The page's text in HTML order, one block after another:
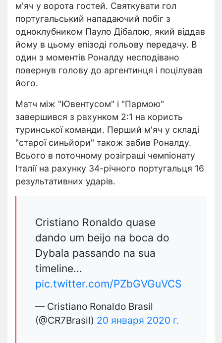
м'яч у ворота гостей. Святкувати гол
португальський нападаючий побіг з
одноклубником Пауло Дібалою, який віддав
йому в цьому епізоді гольову передачу. В
один з моментів Роналду несподівано
повернув голову до аргентинця і поцілував
його.
Матч між "Ювентусом" і "Пармою"
завершився з рахунком 2:1 на користь
туринської команди. Перший м'яч у складі
"старої синьйори" також забив Роналду.
Всього в поточному розіграші чемпіонату
Італії на рахунку 34-річного португальця 16
результативних ударів.
Cristiano Ronaldo quase
dando um beijo na boca do
Dybala passando na sua
timeline...
pic.twitter.com/PZbGVGuVCS
— Cristiano Ronaldo Brasil
(@CR7Brasil) 20 января 2020 г.